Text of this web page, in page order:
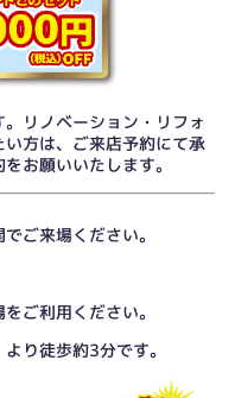
リノベーション・リフォ
方は、 ご来店予約にて承
お願いいたします。
ご来場ください。
ご利用ください。
り徒歩約3分です。